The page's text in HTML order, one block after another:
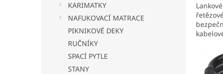
KARIMATKY
NAFUKOVACÍ MATRACE
PIKNIKOVÉ DEKY
RUČNÍKY
SPACÍ PYTLE
STANY